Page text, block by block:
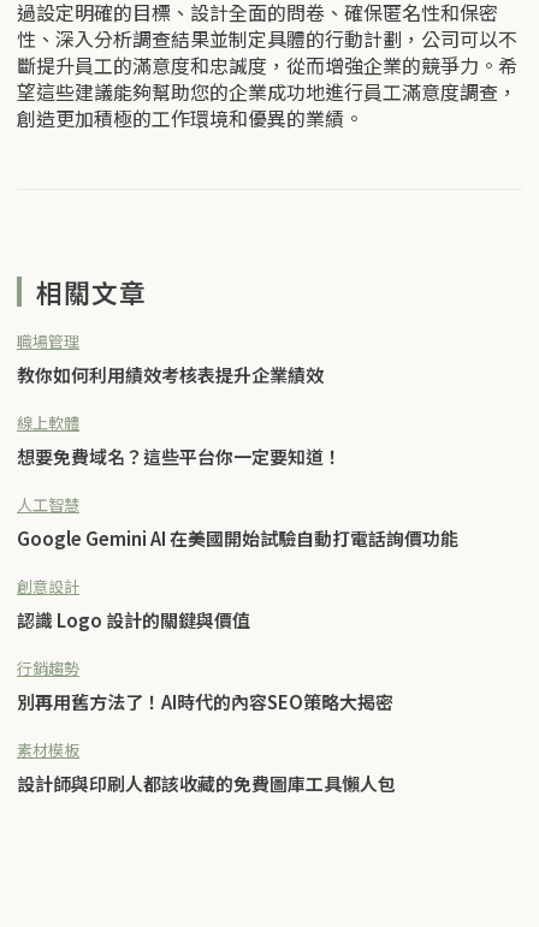
過設定明確的目標、設計全面的問卷、確保匿名性和保密
性、深入分析調查結果並制定具體的行動計劃，公司可以不
斷提升員工的滿意度和忠誠度，從而增強企業的競爭力。希
望這些建議能夠幫助您的企業成功地進行員工滿意度調查，
創造更加積極的工作環境和優異的業績。
相關文章
職場管理
教你如何利用績效考核表提升企業績效
線上軟體
想要免費域名？這些平台你一定要知道！
人工智慧
Google Gemini AI 在美國開始試驗自動打電話詢價功能
創意設計
認識 Logo 設計的關鍵與價值
行銷趨勢
別再用舊方法了！AI時代的內容SEO策略大揭密
素材模板
設計師與印刷人都該收藏的免費圖庫工具懶人包